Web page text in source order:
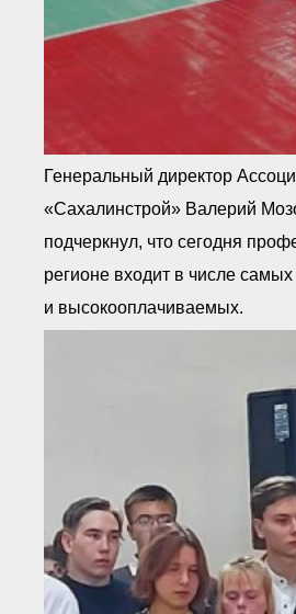
Генеральный директор
«Сахалинстрой» Валерий
подчеркнул, что сегодня
регионе входит в числе
и высокооплачиваемых.